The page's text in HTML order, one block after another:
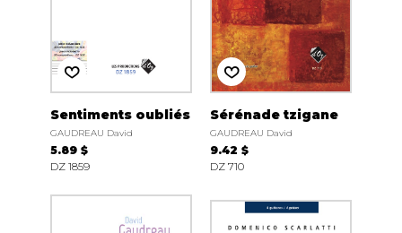
Sentiments oubliés
GAUDREAU David
5.89 $
DZ 1859
Sérénade tzigane
GAUDREAU David
9.42 $
DZ 710